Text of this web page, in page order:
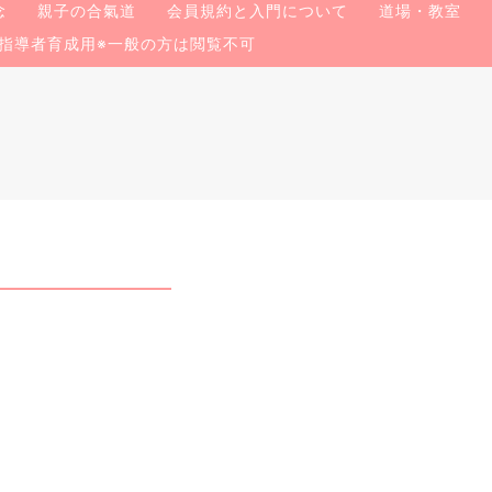
親子の合氣道 会員規約と入門について
道場・教室
導者育成用※一般の方は閲覧不可